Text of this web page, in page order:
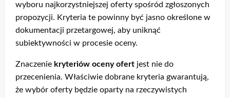
wyboru najkorzystniejszej oferty spośród zgłoszonych
propozycji. Kryteria te powinny być jasno określone w
dokumentacji przetargowej, aby uniknąć
subiektywności w procesie oceny.
Znaczenie kryteriów oceny ofert jest nie do
przecenienia. Właściwie dobrane kryteria gwarantują,
że wybór oferty będzie oparty na rzeczywistych